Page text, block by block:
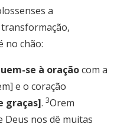
a
no chão:
se à oraçãocom a
e o coração
graças]. 3Orem
Deus nos dê muitas